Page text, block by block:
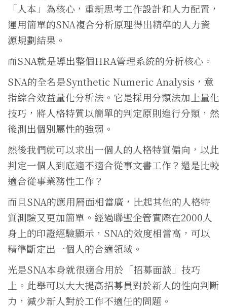
「人本」為核心，重新思考工作設計和人力配置，
運用簡單的SNA複合分析原理得出精準的人力資
源規劃結果。
而SNA就是導出整個HRA管理系統的分析核心。
SNA的全名是Synthetic Numeric Analysis，意
指綜合效益量化分析法。它是採用分類法加上量化
技巧，將人格特質以簡單的判定原則進行分類，然
後測出個別屬性的強弱。
然後我們就可以求出一個人的人格特質偏向，以此
判定一個人到底適不適合從事文書工作？還是比較
適合從事業務性工作？
而且SNA的應用層面相當廣，比起其他的人格特
質測驗又更加簡單。經過聯聖企管實際在2000人
身上的印證經驗顯示，SNA的效度相當高，可以
精準斷定出一個人的合適領域。
光是SNA本身就很適合用於「招募面談」技巧
上。此舉可以大大提高招募員對於新人的性向判斷
力，減少新人對於工作不適任的問題。